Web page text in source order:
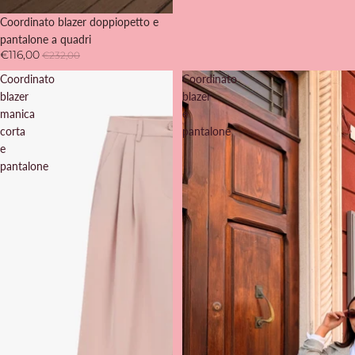
-50%
Coordinato blazer doppiopetto e
pantalone a quadri
€116,00 €232,00
Coordinato
blazer
manica
corta
e
pantalone
Coordinato
blazer
e
pantalone